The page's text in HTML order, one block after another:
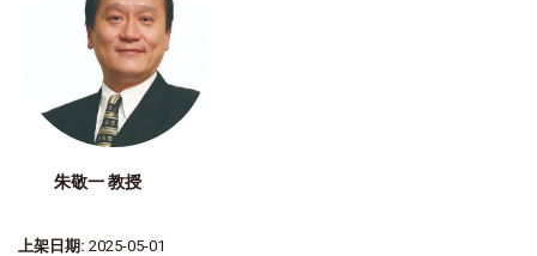
朱敬一 教授
上架日期: 2025-05-01